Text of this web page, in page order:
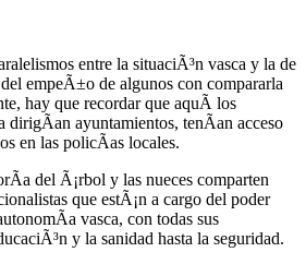
entre la situaciÃ³n vasca y la de
empeÃ±o de algunos con compararla
hay que recordar que aquÃ­ los
dirigÃ­an ayuntamientos, tenÃ­an acceso
en las policÃ­as locales.
del Ã¡rbol y las nueces comparten
que estÃ¡n a cargo del poder
vasca, con todas sus
y la sanidad hasta la seguridad.